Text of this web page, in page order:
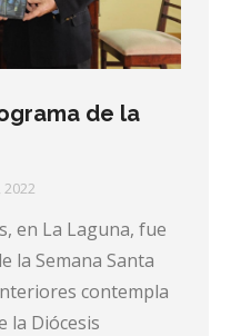
de la
en La Laguna, fue
la Semana Santa
contempla
la Diócesis